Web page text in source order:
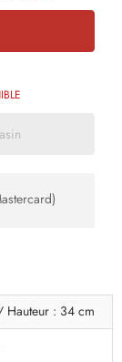
Hauteur : 34 cm